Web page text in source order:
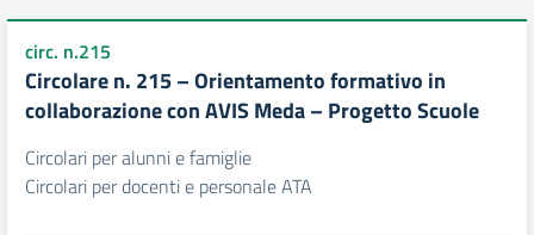
circ. n.215
Circolare n. 215 – Orientamento formativo in
collaborazione con AVIS Meda – Progetto Scuole
Circolari per alunni e famiglie
Circolari per docenti e personale ATA